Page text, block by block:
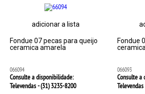
adicionar a lista
Fondue 07 pecas para queijo
ceramica amarela
066094
Consulte a disponibilidade:
Televendas - (31)3235-8200
Fondue
066093
Consulte a